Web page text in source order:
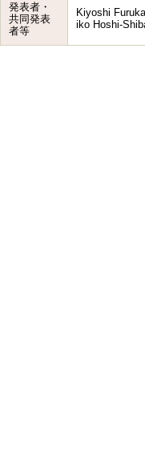
発表者・
共同発表
者等
Kiyoshi
iko Hoshi-